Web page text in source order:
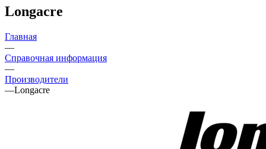
Longacre
Главная
—
Справочная информация
—
Производители
—Longacre